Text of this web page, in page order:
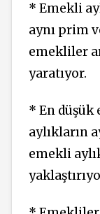
* Emekli
aynı prim
emekliler
yaratıyor.
* En düşük
aylıkların
emekli